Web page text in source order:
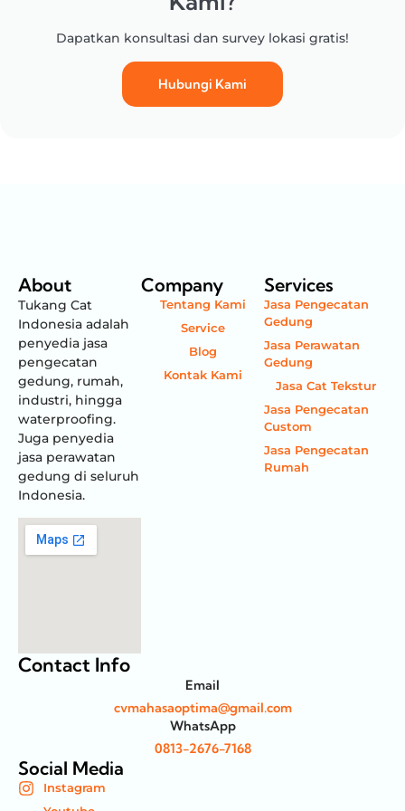
Dapatkan konsultasi dan survey lokasi gratis!
Hubungi Kami
About
Tukang Cat
Indonesia adalah
penyedia jasa
pengecatan
gedung, rumah,
industri, hingga
waterproofing.
Juga penyedia
jasa perawatan
gedung di seluruh
Indonesia.
Company
Tentang Kami
Service
Blog
Kontak Kami
Services
Jasa Pengecatan
Gedung
Jasa Perawatan
Gedung
Jasa Cat Tekstur
Jasa Pengecatan
Custom
Jasa Pengecatan
Rumah
Contact Info
Email
cvmahasaoptima@gmail.com
WhatsApp
0813-2676-7168
Social Media
Instagram